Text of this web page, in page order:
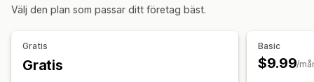
Välj den plan som passar ditt företag bäst.
Gratis
Gratis
Basic
$9.99/